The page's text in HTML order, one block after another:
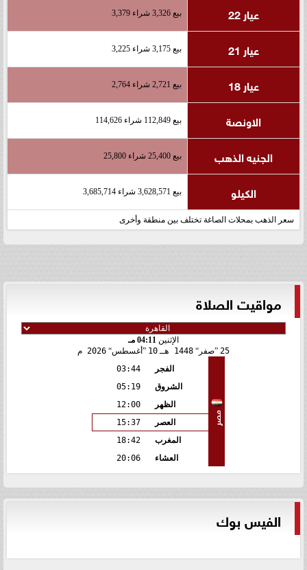
عيار 22 بيع 3,326 شراء 3,379
عيار 21 بيع 3,175 شراء 3,225
عيار 18 بيع 2,721 شراء 2,764
الاونصة بيع 112,849 شراء 114,626
الجنيه الذهب بيع 25,400 شراء 25,800
الكيلو بيع 3,628,571 شراء 3,685,714
سعر الذهب بمحلات الصاغة تختلف بين منطقة وأخرى
مواقيت الصلاة
الإثنين 04:11 مـ
25 صفر 1448 هـ 10 أغسطس 2026 م
مصر
الفجر
03:44
الشروق
05:19
الظهر
12:00
العصر
15:37
المغرب
18:42
العشاء
20:06
الفيس بوك